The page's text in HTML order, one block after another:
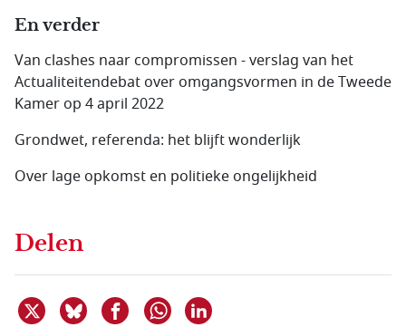
En verder
Van clashes naar compromissen - verslag van het
Actualiteitendebat over omgangsvormen in de Tweede
Kamer op 4 april 2022
Grondwet, referenda: het blijft wonderlijk
Over lage opkomst en politieke ongelijkheid
Delen
Deel dit item op X
Deel dit item op Bluesky
Deel dit item op Facebook
Delen via WhatsApp